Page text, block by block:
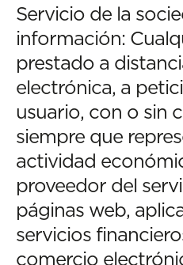
Servicio de la
información:
prestado a
electrónica, a
usuario, con o sin
siempre que
actividad
proveedor del
páginas web,
servicios
comercio